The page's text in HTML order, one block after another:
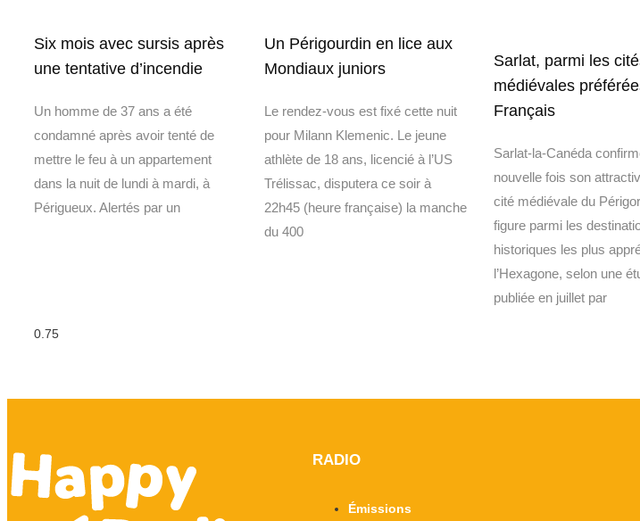
Six mois avec sursis après
une tentative d’incendie
Un homme de 37 ans a été
condamné après avoir tenté de
mettre le feu à un appartement
dans la nuit de lundi à mardi, à
Périgueux. Alertés par un
Un Périgourdin en lice aux
Mondiaux juniors
Le rendez-vous est fixé cette nuit
pour Milann Klemenic. Le jeune
athlète de 18 ans, licencié à l’US
Trélissac, disputera ce soir à
22h45 (heure française) la manche
du 400
Sarlat, parmi les
médiévales
Français
Sarlat-la-Canéda
nouvelle fois son
cité médiévale du
figure parmi les
historiques les plus
l’Hexagone, selon une
publiée en juillet par
RADIO
Émissions